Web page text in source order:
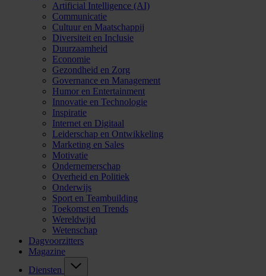
Artificial Intelligence (AI)
Communicatie
Cultuur en Maatschappij
Diversiteit en Inclusie
Duurzaamheid
Economie
Gezondheid en Zorg
Governance en Management
Humor en Entertainment
Innovatie en Technologie
Inspiratie
Internet en Digitaal
Leiderschap en Ontwikkeling
Marketing en Sales
Motivatie
Ondernemerschap
Overheid en Politiek
Onderwijs
Sport en Teambuilding
Toekomst en Trends
Wereldwijd
Wetenschap
Dagvoorzitters
Magazine
Diensten